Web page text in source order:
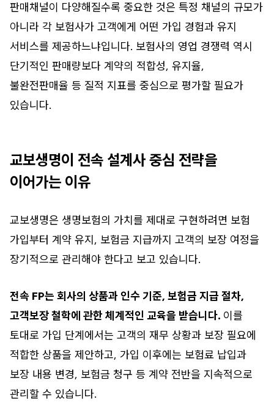
판매채널이 다양해질수록 중요한 것은 특정 채널의 규모가
아니라 각 보험사가 고객에게 어떤 가입 경험과 유지
서비스를 제공하느냐입니다. 보험사의 영업 경쟁력 역시
단기적인 판매량보다 계약의 적합성, 유지율,
불완전판매율 등 질적 지표를 중심으로 평가할 필요가
있습니다.
교보생명이 전속 설계사 중심 전략을
이어가는 이유
교보생명은 생명보험의 가치를 제대로 구현하려면 보험
가입부터 계약 유지, 보험금 지급까지 고객의 보장 여정을
장기적으로 관리해야 한다고 보고 있습니다.
전속 FP는 회사의 상품과 인수 기준, 보험금 지급 절차,
고객보장 철학에 관한 체계적인 교육을 받습니다. 이를
토대로 가입 단계에서는 고객의 재무 상황과 보장 필요에
적합한 상품을 제안하고, 가입 이후에는 보험료 납입과
보장 내용 변경, 보험금 청구 등 계약 전반을 지속적으로
관리할 수 있습니다.